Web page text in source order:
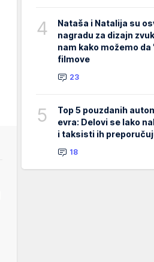
4
Nataša i Natalija su
nagradu za dizajn
nam kako možemo
filmove
23
5
Top 5 pouzdanih
evra: Delovi se lako
i taksisti ih
18